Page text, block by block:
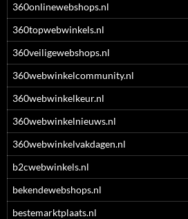
360onlinewebshops.nl
360topwebwinkels.nl
360veiligewebshops.nl
360webwinkelcommunity.nl
360webwinkelkeur.nl
360webwinkelnieuws.nl
360webwinkelvakdagen.nl
b2cwebwinkels.nl
bekendewebshops.nl
bestemarktplaats.nl